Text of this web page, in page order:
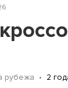
рубежа 2